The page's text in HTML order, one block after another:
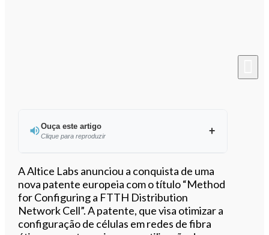
Ouça este artigo
Clique para reproduzir
Ouvir este artigo
A Altice Labs anunciou a conquista de uma
nova patente europeia com o título “Method
for Configuring a FTTH Distribution
Network Cell”. A patente, que visa otimizar a
configuração de células em redes de fibra